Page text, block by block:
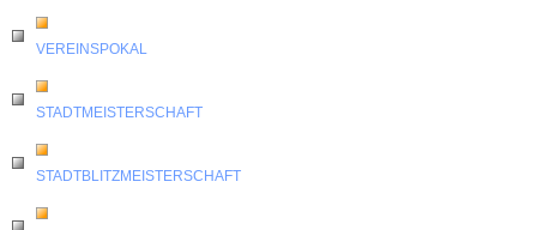
VEREINSPOKAL
STADTMEISTERSCHAFT
STADTBLITZMEISTERSCHAFT